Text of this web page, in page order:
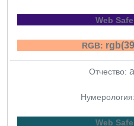
Web
RGB:
Отчество:
Нумерология:
Web